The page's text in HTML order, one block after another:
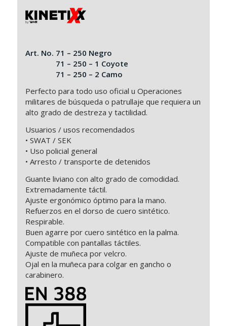
Art. No. 71 – 250 Negro
71 – 250 – 1 Coyote
71 – 250 – 2 Camo
Perfecto para todo uso oficial u Operaciones
militares de búsqueda o patrullaje que requiera un
alto grado de destreza y tactilidad.
Usuarios / usos recomendados
• SWAT / SEK
• Uso policial general
• Arresto / transporte de detenidos
Guante liviano con alto grado de comodidad.
Extremadamente táctil.
Ajuste ergonómico óptimo para la mano.
Refuerzos en el dorso de cuero sintético.
Respirable.
Buen agarre por cuero sintético en la palma.
Compatible con pantallas táctiles.
Ajuste de muñeca por velcro.
Ojal en la muñeca para colgar en gancho o
carabinero.